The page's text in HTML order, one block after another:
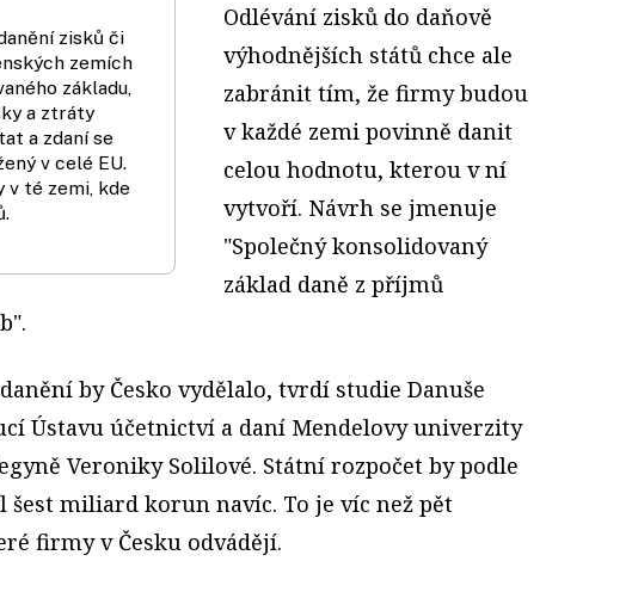
zisků či
zemích
základu,
a ztráty
a zdaní se
v celé EU.
v té zemi, kde
Odlévání zisků do daňově
výhodnějších států chce ale
zabránit tím, že firmy budou
v každé zemi povinně danit
celou hodnotu, kterou v ní
vytvoří. Návrh se jmenuje
"Společný konsolidovaný
základ daně z příjmů
by Česko vydělalo, tvrdí studie Danuše
Ústavu účetnictví a daní Mendelovy univerzity
Veroniky Solilové. Státní rozpočet by podle
šest miliard korun navíc. To je víc než pět
firmy v Česku odvádějí.